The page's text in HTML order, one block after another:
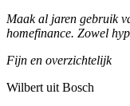
Maak al jaren gebruik
homefinance. Zowel
Fijn en overzichtelijk
Wilbert uit Bosch